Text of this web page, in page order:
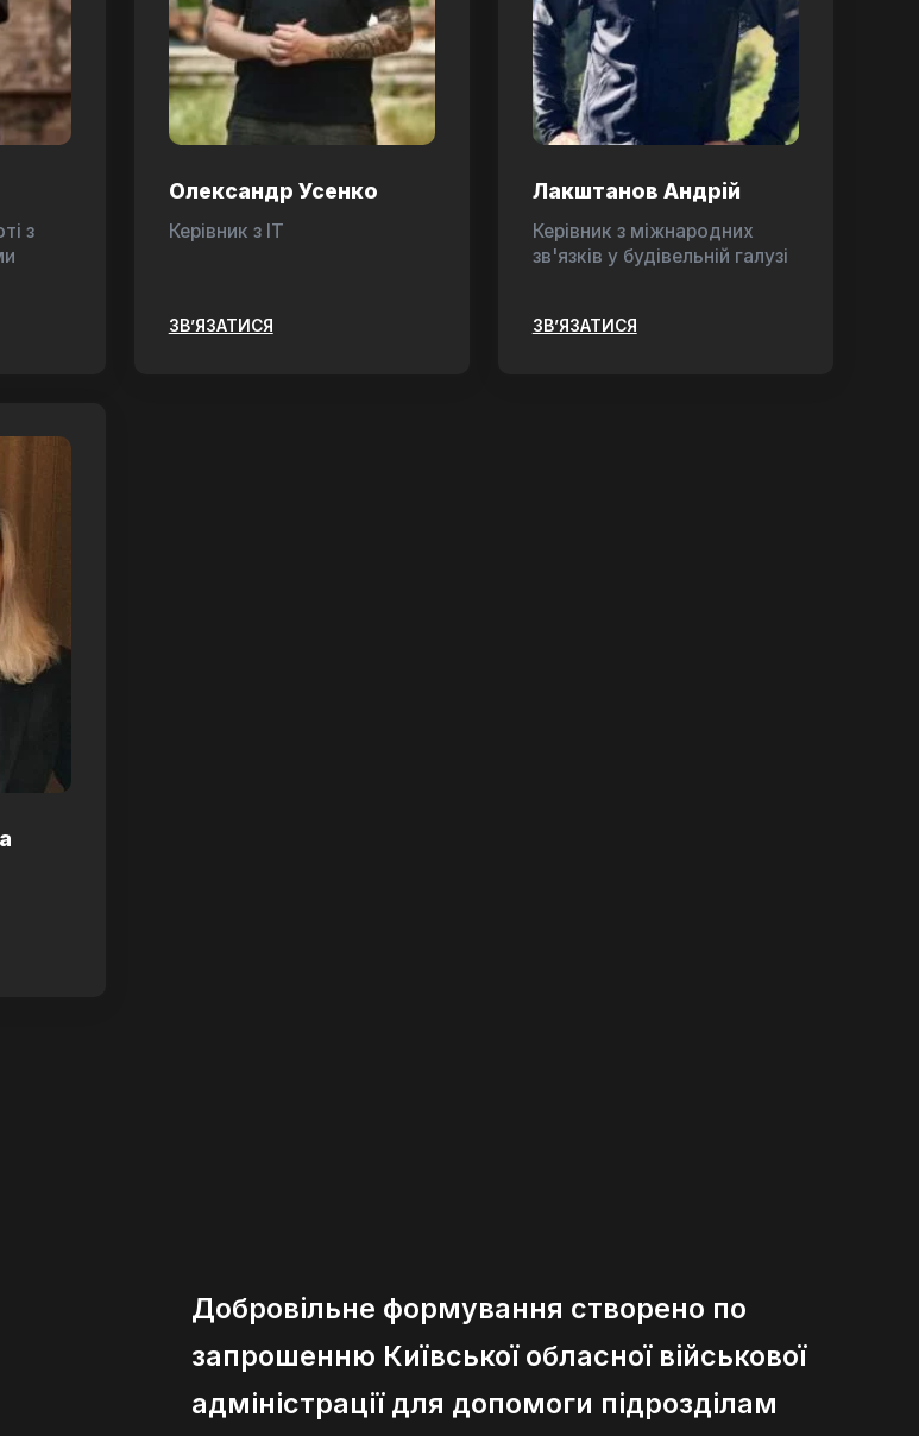
з
Олександр Усенко
Керівник з ІТ
ЗВ’ЯЗАТИСЯ
Лакштанов Андрій
Керівник з міжнародних
зв'язків у будівельній галузі
ЗВ’ЯЗАТИСЯ
Добровільне формування створено по
запрошенню Київської обласної військової
адміністрації для допомоги підрозділам